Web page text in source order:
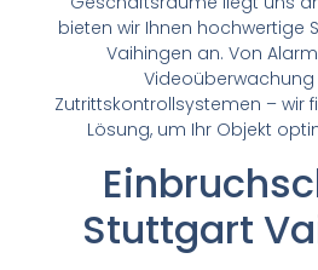
bieten wir Ihnen hochwertige
Vaihingen an. Von
Videoüberwachung
Zutrittskontrollsystemen – wir
Lösung, um Ihr Objekt
Stuttgart